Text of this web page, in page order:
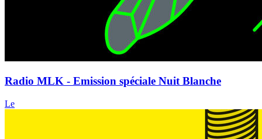
Radio MLK - Emission spéciale Nuit Blanche
Le